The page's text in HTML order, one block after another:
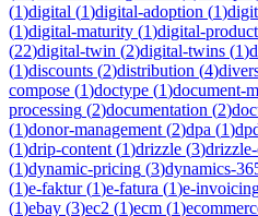
(1)digital (1)digital-adoption (1)
(1)digital-maturity (1)digital-
(22)digital-twin (2)digital-twins (1)
(1)discounts (2)distribution (4)
compose (1)doctype (1)document-
processing (2)documentation (2)
(1)donor-management (2)dpa (1)
(1)drip-content (1)drizzle (3)
(1)dynamic-pricing (3)dynamics-
(1)e-faktur(1)e-fatura (1)e-
(1)ebay (3)ec2 (1)ecm (1)